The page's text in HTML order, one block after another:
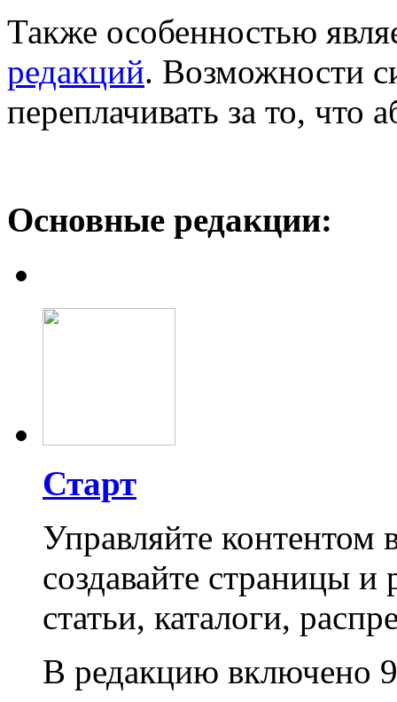
Также особенностью
редакций. Возможности
переплачивать за то, что
Основные редакции:
Старт
Управляйте контентом
создавайте страницы и
статьи, каталоги,
В редакцию включено